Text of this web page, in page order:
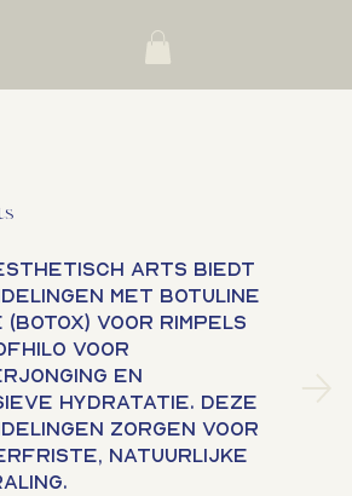
arts biedt
met botuline
(Botox) voor rimpels
voor
en
hydratatie. Deze
zorgen voor
natuurlijke